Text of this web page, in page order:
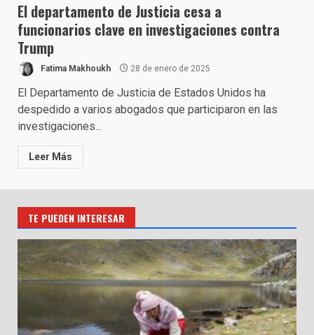
El departamento de Justicia cesa a
funcionarios clave en investigaciones contra
Trump
Fatima Makhoukh 28 de enero de 2025
El Departamento de Justicia de Estados Unidos ha
despedido a varios abogados que participaron en las
investigaciones...
Leer Más
TE PUEDEN INTERESAR